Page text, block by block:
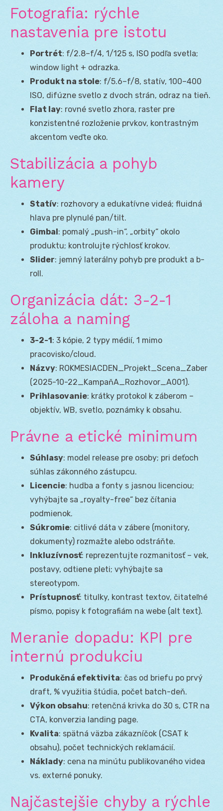
Fotografia: rýchle
nastavenia pre istotu
Portrét: f/2.8–f/4, 1/125 s, ISO podľa svetla;
window light + odrazka.
Produkt na stole: f/5.6–f/8, statív, 100–400
ISO, difúzne svetlo z dvoch strán, odraz na tieň.
Flat lay: rovné svetlo zhora, raster pre
konzistentné rozloženie prvkov, kontrastným
akcentom veďte oko.
Stabilizácia a pohyb
kamery
Statív: rozhovory a edukatívne videá; fluidná
hlava pre plynulé pan/tilt.
Gimbal: pomalý „push-in“, „orbity“ okolo
produktu; kontrolujte rýchlosť krokov.
Slider: jemný laterálny pohyb pre produkt a b-
roll.
Organizácia dát: 3-2-1
záloha a naming
3-2-1: 3 kópie, 2 typy médií, 1 mimo
pracovisko/cloud.
Názvy: ROKMESIACDEN_Projekt_Scena_Zaber
(2025-10-22_KampaňA_Rozhovor_A001).
Prihlasovanie: krátky protokol k záberom –
objektív, WB, svetlo, poznámky k obsahu.
Právne a etické minimum
Súhlasy: model release pre osoby; pri deťoch
súhlas zákonného zástupcu.
Licencie: hudba a fonty s jasnou licenciou;
vyhýbajte sa „royalty-free“ bez čítania
podmienok.
Súkromie: citlivé dáta v zábere (monitory,
dokumenty) rozmažte alebo odstráňte.
Inkluzívnosť: reprezentujte rozmanitosť – vek,
postavy, odtiene pleti; vyhýbajte sa
stereotypom.
Prístupnosť: titulky, kontrast textov, čitateľné
písmo, popisy k fotografiám na webe (alt text).
Meranie dopadu: KPI pre
internú produkciu
Produkčná efektivita: čas od briefu po prvý
draft, % využitia štúdia, počet batch-deň.
Výkon obsahu: retenčná krivka do 30 s, CTR na
CTA, konverzia landing page.
Kvalita: spätná väzba zákazníčok (CSAT k
obsahu), počet technických reklamácií.
Náklady: cena na minútu publikovaného videa
vs. externé ponuky.
Najčastejšie chyby a rýchle